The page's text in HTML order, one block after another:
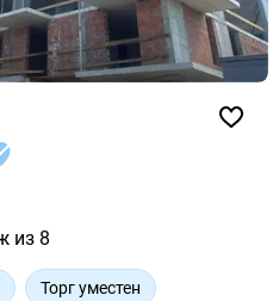
из 8
Торг уместен